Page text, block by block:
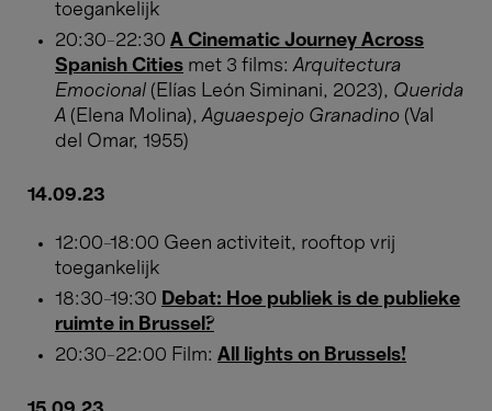
toegankelijk
20:30-22:30 A Cinematic Journey Across
Spanish Cities met 3 films: Arquitectura
Emocional (Elías León Siminani, 2023), Querida
A (Elena Molina), Aguaespejo Granadino (Val
del Omar, 1955)
14.09.23
12:00-18:00 Geen activiteit, rooftop vrij
toegankelijk
18:30-19:30 Debat: Hoe publiek is de publieke
ruimte in Brussel?
20:30-22:00 Film: All lights on Brussels!